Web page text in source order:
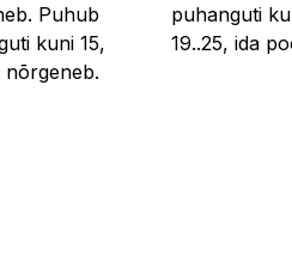
Puhub
kuni 15,
puhanguti
19..25, ida